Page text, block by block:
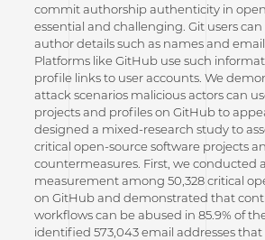
commit authorship authenticity in
essential and challenging. Git users
author details such as names and email
Platforms like GitHub use such
profile links to user accounts. We
attack scenarios malicious actors can
projects and profiles on GitHub to
designed a mixed-research study to
critical open-source software projects
countermeasures. First, we conducted
measurement among 50,328 critical
on GitHub and demonstrated that
workflows can be abused in 85.9% of
identified 573,043 email addresses